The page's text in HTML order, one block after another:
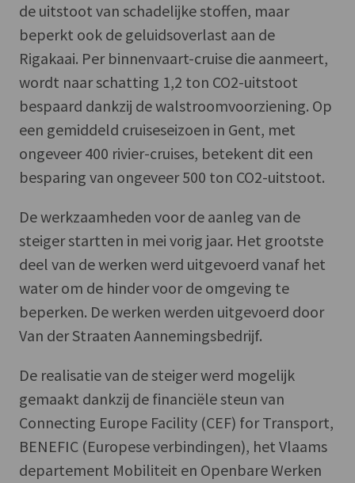
de uitstoot van schadelijke stoffen, maar
beperkt ook de geluidsoverlast aan de
Rigakaai. Per binnenvaart-cruise die aanmeert,
wordt naar schatting 1,2 ton CO2-uitstoot
bespaard dankzij de walstroomvoorziening. Op
een gemiddeld cruiseseizoen in Gent, met
ongeveer 400 rivier-cruises, betekent dit een
besparing van ongeveer 500 ton CO2-uitstoot.
De werkzaamheden voor de aanleg van de
steiger startten in mei vorig jaar. Het grootste
deel van de werken werd uitgevoerd vanaf het
water om de hinder voor de omgeving te
beperken. De werken werden uitgevoerd door
Van der Straaten Aannemingsbedrijf.
De realisatie van de steiger werd mogelijk
gemaakt dankzij de financiële steun van
Connecting Europe Facility (CEF) for Transport,
BENEFIC (Europese verbindingen), het Vlaams
departement Mobiliteit en Openbare Werken